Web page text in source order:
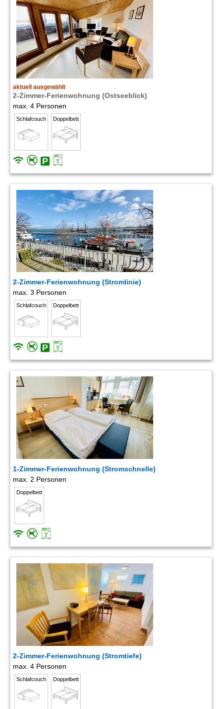
aktuell ausgewählt
2-Zimmer-Ferienwohnung (Ostseeblick)
max. 4 Personen
Schlafcouch Doppelbett
2-Zimmer-Ferienwohnung (Stromlinie)
max. 3 Personen
Schlafcouch Doppelbett
1-Zimmer-Ferienwohnung (Stromschnelle)
max. 2 Personen
Doppelbett
2-Zimmer-Ferienwohnung (Stromtiefe)
max. 4 Personen
Schlafcouch Doppelbett